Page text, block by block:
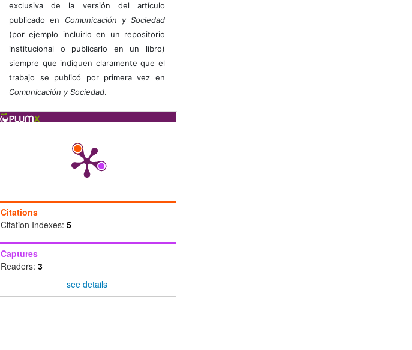
exclusiva de la versión del artículo
publicado en Comunicación y Sociedad
(por ejemplo incluirlo en un repositorio
institucional o publicarlo en un libro)
siempre que indiquen claramente que el
trabajo se publicó por primera vez en
Comunicación y Sociedad.
Citations
Citation Indexes: 5
Captures
Readers: 3
see details